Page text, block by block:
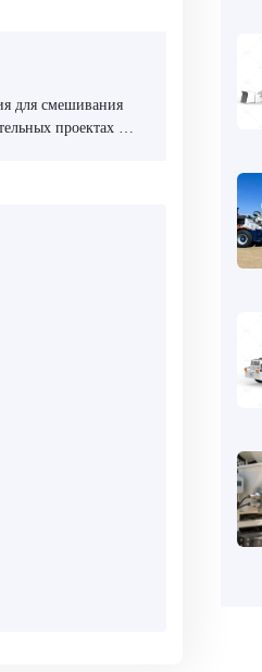
для смешивания
проектах и